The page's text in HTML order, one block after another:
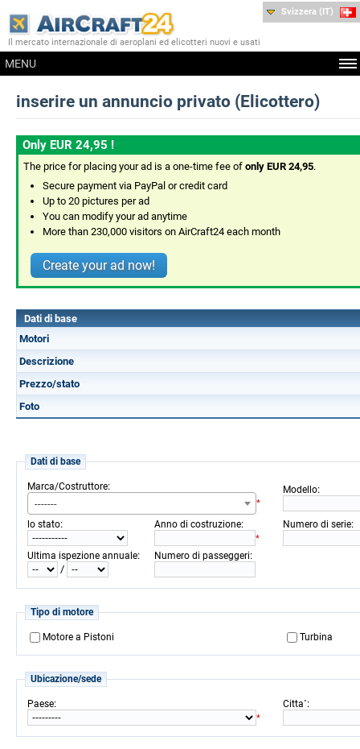
Il mercato internazionale di aeroplani ed elicotteri nuovi e usati
MENU
Svizzera (IT)
inserire un annuncio privato (Elicottero)
Only EUR 24,95 !
The price for placing your ad is a one-time fee of only EUR 24,95.
Secure payment via PayPal or credit card
Up to 20 pictures per ad
You can modify your ad anytime
More than 230,000 visitors on AirCraft24 each month
Create your ad now!
Dati di base
Motori
Descrizione
Prezzo/stato
Foto
Dati di base
Marca/Costruttore:
-------
*
Modello:
lo stato: Anno di costruzione:
*
Numero di serie:
Ultima ispezione annuale:
/
Numero di passeggeri:
Tipo di motore
Motore a Pistoni Turbina
Ubicazione/sede
Paese:
*
Citta´: